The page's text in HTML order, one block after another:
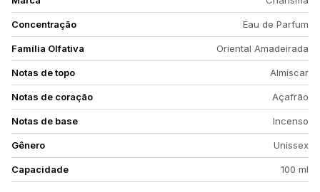
Concentração Eau de Parfum
Família Olfativa Oriental Amadeirada
Notas de topo Almíscar
Notas de coração Açafrão
Notas de base Incenso
Gênero Unissex
Capacidade 100 ml